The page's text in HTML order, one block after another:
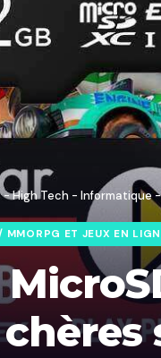
High Tech - Informatique
MMORPG ET JEUX EN